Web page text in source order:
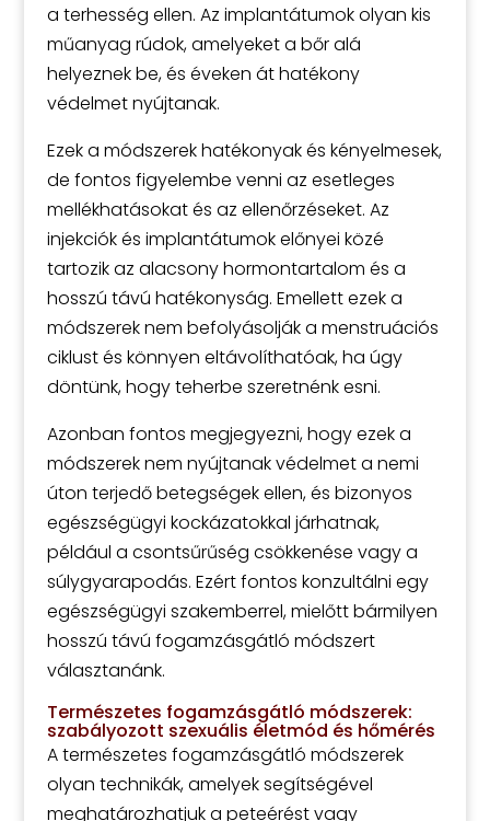
a terhesség ellen. Az implantátumok olyan kis
műanyag rúdok, amelyeket a bőr alá
helyeznek be, és éveken át hatékony
védelmet nyújtanak.
Ezek a módszerek hatékonyak és kényelmesek,
de fontos figyelembe venni az esetleges
mellékhatásokat és az ellenőrzéseket. Az
injekciók és implantátumok előnyei közé
tartozik az alacsony hormontartalom és a
hosszú távú hatékonyság. Emellett ezek a
módszerek nem befolyásolják a menstruációs
ciklust és könnyen eltávolíthatóak, ha úgy
döntünk, hogy teherbe szeretnénk esni.
Azonban fontos megjegyezni, hogy ezek a
módszerek nem nyújtanak védelmet a nemi
úton terjedő betegségek ellen, és bizonyos
egészségügyi kockázatokkal járhatnak,
például a csontsűrűség csökkenése vagy a
súlygyarapodás. Ezért fontos konzultálni egy
egészségügyi szakemberrel, mielőtt bármilyen
hosszú távú fogamzásgátló módszert
választanánk.
Természetes fogamzásgátló módszerek:
szabályozott szexuális életmód és hőmérés
A természetes fogamzásgátló módszerek
olyan technikák, amelyek segítségével
meghatározhatjuk a peteérést vagy